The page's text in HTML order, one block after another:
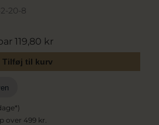
20-8
119,80 kr
Tilføj til kurv
over 499 kr.